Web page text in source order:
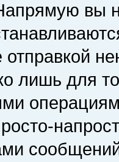
вы
отправкой
лишь для